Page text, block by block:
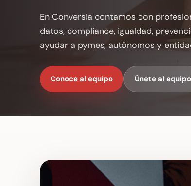
En Conversia contamos con
datos, compliance, igualdad,
ayudar a pymes, autónomos y
Conoce al equipo Únete al equipo